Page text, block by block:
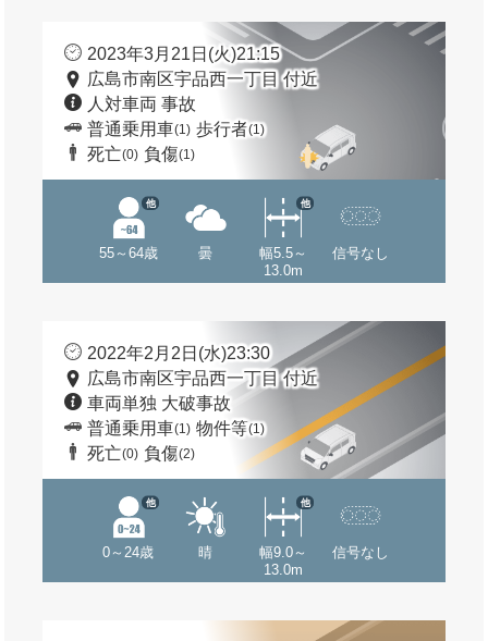
2023年3月21日(火)21:15
広島市南区宇品西一丁目 付近
人対車両 事故
普通乗用車(1) 歩行者(1)
死亡(0) 負傷(1)
55～64歳
他
曇
幅5.5～
13.0m
他
信号なし
2022年2月2日(水)23:30
広島市南区宇品西一丁目 付近
車両単独 大破事故
普通乗用車(1) 物件等(1)
死亡(0) 負傷(2)
0～24歳
他
晴
幅9.0～
13.0m
他
信号なし